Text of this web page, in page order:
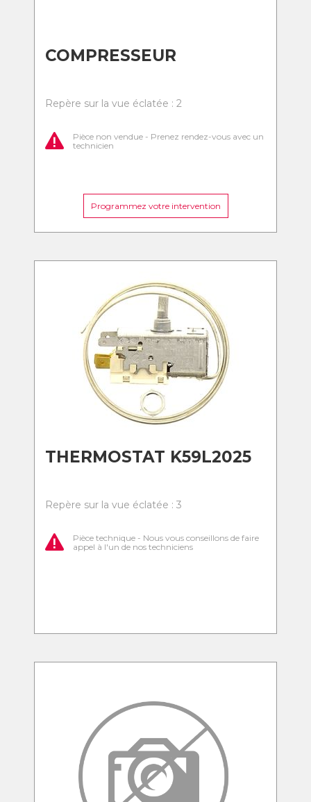
COMPRESSEUR
Repère sur la vue éclatée : 2
Pièce non vendue - Prenez rendez-vous avec un
technicien
Programmez votre intervention
THERMOSTAT K59L2025
Repère sur la vue éclatée : 3
Pièce technique - Nous vous conseillons de faire
appel à l'un de nos techniciens